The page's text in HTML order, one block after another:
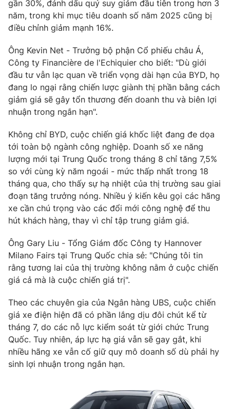
VTV Money
VTV Sức khoẻ Bất động sản
Thị trường 24h Tấm lòng Việt
VTV4
VTV9 VTV8
Liên hệ tòa soạn English
Theo dõi báo trên
Cơ quan báo chí:Thời báo VTV
Giấy phép hoạt động báo in và báo điện tử số 483/GP-BTTTT
cấp ngày 29/12/2023
Tổng Biên tập:Vũ Thanh Thủy
Phó Tổng Biên tập:Nguyễn Thị Mỹ Hạnh, Phạm Quốc Thắng,
Nguyễn Trọng Ninh
Ðiện thoại Thời báo VTV:024.66 897 897
gần 30%, đánh dấu quý suy giảm đầu tiên trong hơn 3
năm, trong khi mục tiêu doanh số năm 2025 cũng bị
điều chỉnh giảm mạnh 16%.
Ông Kevin Net - Trưởng bộ phận Cổ phiếu châu Á,
Công ty Financière de l'Echiquier cho biết: "Dù giới
đầu tư vẫn lạc quan về triển vọng dài hạn của BYD, họ
đang lo ngại rằng chiến lược giành thị phần bằng cách
giảm giá sẽ gây tổn thương đến doanh thu và biên lợi
nhuận trong ngắn hạn".
Không chỉ BYD, cuộc chiến giá khốc liệt đang đe dọa
tới toàn bộ ngành công nghiệp. Doanh số xe năng
lượng mới tại Trung Quốc trong tháng 8 chỉ tăng 7,5%
so với cùng kỳ năm ngoái - mức thấp nhất trong 18
tháng qua, cho thấy sự hạ nhiệt của thị trường sau giai
đoạn tăng trưởng nóng. Nhiều ý kiến kêu gọi các hãng
xe cần chú trọng vào các đổi mới công nghệ để thu
hút khách hàng, thay vì chỉ tập trung giảm giá.
Ông Gary Liu - Tổng Giám đốc Công ty Hannover
Milano Fairs tại Trung Quốc chia sẻ: "Chúng tôi tin
rằng tương lai của thị trường không nằm ở cuộc chiến
giá cả mà là cuộc chiến giá trị".
Theo các chuyên gia của Ngân hàng UBS, cuộc chiến
giá xe điện hiện đã có phần lắng dịu đôi chút kể từ
tháng 7, do các nỗ lực kiểm soát từ giới chức Trung
Quốc. Tuy nhiên, áp lực hạ giá vẫn sẽ gay gắt, khi
nhiều hãng xe vẫn cố giữ quy mô doanh số dù phải hy
sinh lợi nhuận trong ngắn hạn.